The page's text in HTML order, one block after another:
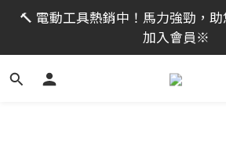
限時活動｜全館消費滿 NT$599 即
趁現在！立即逛活動
🔨 電動工具熱銷中！馬力強勁，
加入會員※
限時活動｜全館消費滿 NT$599 即
趁現在！立即逛活動